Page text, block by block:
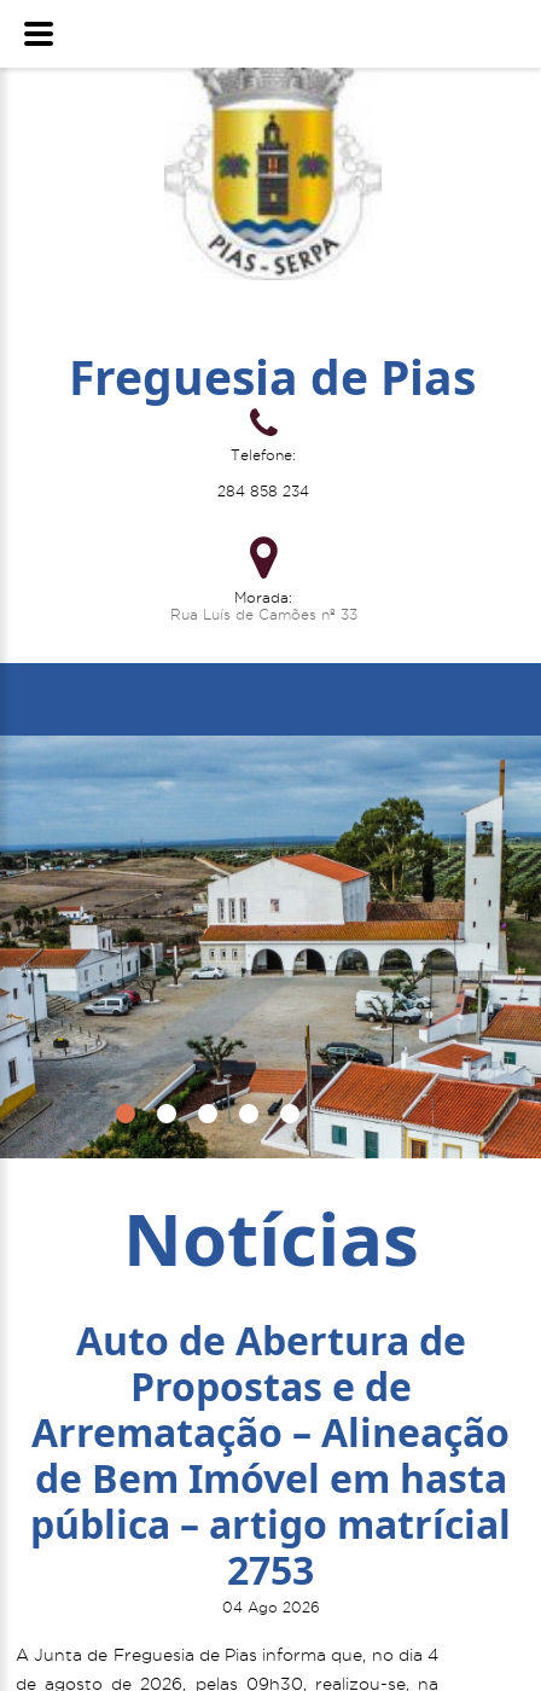
Freguesia de Pias
Telefone:
284 858 234
Morada:
Rua Luís de Camões nº 33
Notícias
Auto de Abertura de
Propostas e de
Arrematação – Alineação
de Bem Imóvel em hasta
pública – artigo matrícial
2753
04 Ago 2026
A Junta de Freguesia de Pias informa que, no dia 4
de agosto de 2026, pelas 09h30, realizou-se, na